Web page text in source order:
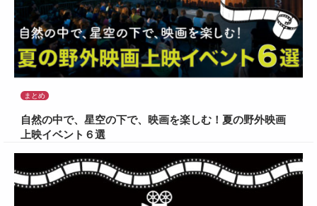
まとめ
自然の中で、星空の下で、映画を楽しむ！夏の野外映画
上映イベント６選